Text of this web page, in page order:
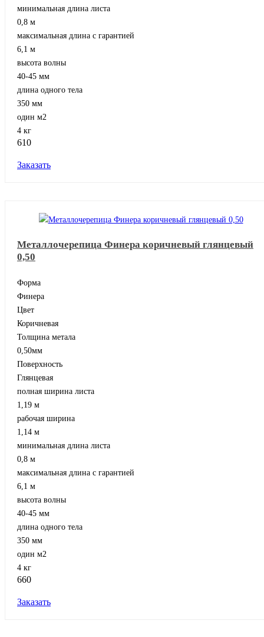
минимальная длина листа
0,8 м
максимальная длина с гарантией
6,1 м
высота волны
40-45 мм
длина одного тела
350 мм
один м2
4 кг
610
Заказать
Металлочерепица Финера коричневый глянцевый
0,50
Форма
Финера
Цвет
Коричневая
Толщина метала
0,50мм
Поверхность
Глянцевая
полная ширина листа
1,19 м
рабочая ширина
1,14 м
минимальная длина листа
0,8 м
максимальная длина с гарантией
6,1 м
высота волны
40-45 мм
длина одного тела
350 мм
один м2
4 кг
660
Заказать